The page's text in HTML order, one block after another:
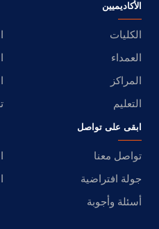
الأكاديميين
الكليات
العمداء
المراكز
التعليم
ابقى على تواصل
تواصل معنا
جولة افتراضية
أسئلة وأجوبة